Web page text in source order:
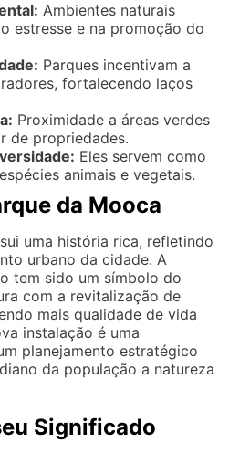
Ambientes naturais
estresse e na promoção do
Parques incentivam a
fortalecendo laços
Proximidade a áreas verdes
de propriedades.
Eles servem como
animais e vegetais.
da Mooca
uma história rica, refletindo
urbano da cidade. A
tem sido um símbolo do
com a revitalização de
mais qualidade de vida
instalação é uma
planejamento estratégico
da população a natureza
Significado